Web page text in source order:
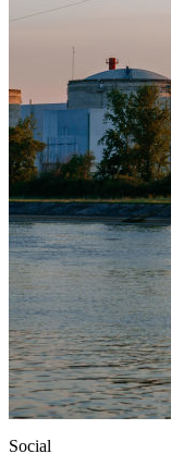
Social